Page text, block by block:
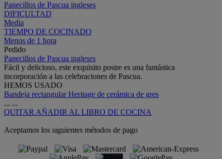
Panecillos de Pascua ingleses
DIFICULTAD
Media
TIEMPO DE COCINADO
Menos de 1 hora
Pedido
Panecillos de Pascua ingleses
Fácil y delicioso, este exquisito postre es una fantástica
incorporación a las celebraciones de Pascua.
HEMOS USADO
Bandeja rectangular Heritage de cerámica de gres
... ...
QUITAR AÑADIR AL LIBRO DE COCINA
Aceptamos los siguientes métodos de pago